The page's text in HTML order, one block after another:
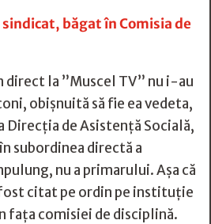
băgat în Comisia de
la ”Muscel TV” nu i-au
obișnuită să fie ea vedeta,
Direcția de Asistență Socială,
subordinea directă a
nu a primarului. Așa că
citat pe ordin pe instituție
fața comisiei de disciplină.